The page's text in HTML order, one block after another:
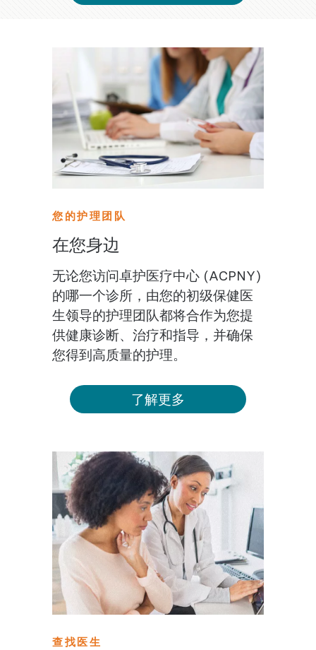
您的护理团队
在您身边
无论您访问卓护医疗中心 (ACPNY)
的哪一个诊所，由您的初级保健医
生领导的护理团队都将合作为您提
供健康诊断、治疗和指导，并确保
您得到高质量的护理。
了解更多
查找医生